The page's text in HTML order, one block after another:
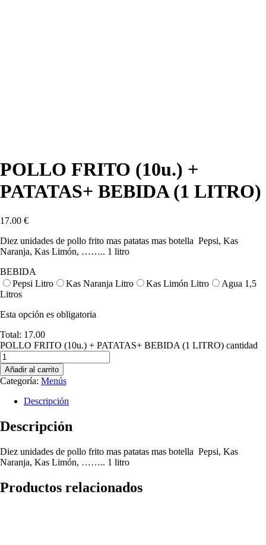
POLLO FRITO (10u.) +
PATATAS+ BEBIDA (1 LITRO)
17.00 €
Diez unidades de pollo frito mas patatas mas botella Pepsi, Kas
Naranja, Kas Limón, …….. 1 litro
BEBIDA
Pepsi Litro
Kas Naranja Litro Kas Limón Litro
Agua 1,5
Litros
Esta opción es obligatoria
Total: 17.00
POLLO FRITO (10u.) + PATATAS+ BEBIDA (1 LITRO) cantidad
Añadir al carrito
Categoría: Menús
Descripción
Descripción
Diez unidades de pollo frito mas patatas mas botella Pepsi, Kas
Naranja, Kas Limón, …….. 1 litro
Productos relacionados